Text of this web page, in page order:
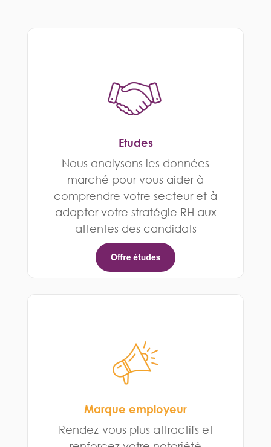
Etudes
Nous analysons les données
marché pour vous aider à
comprendre votre secteur et à
adapter votre stratégie RH aux
attentes des candidats
Marque employeur
Rendez-vous plus attractifs et